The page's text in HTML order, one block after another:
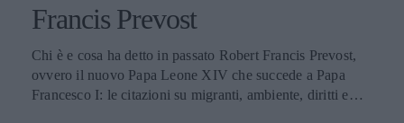
Francis Prevost
Chi è e cosa ha detto in passato Robert Francis Prevost,
ovvero il nuovo Papa Leone XIV che succede a Papa
Francesco I: le citazioni su migranti, ambiente, diritti e